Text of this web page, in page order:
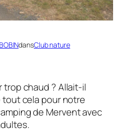
dansClub nature
chaud ? Allait-il
tout cela pour notre
de Mervent avec